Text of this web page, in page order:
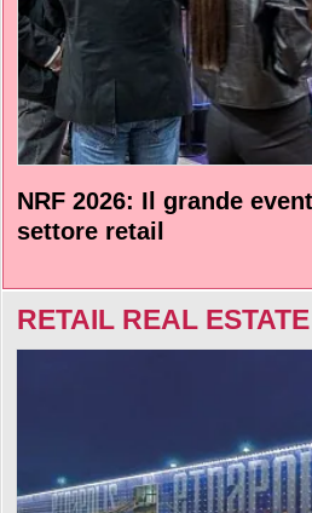
NRF 2026: Il grande
settore retail
RETAIL REAL ESTATE